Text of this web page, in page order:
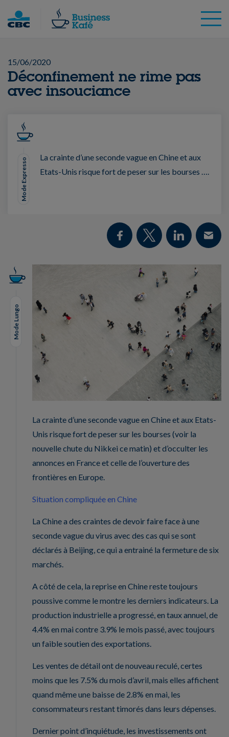
15/06/2020
Déconfinement ne rime pas
avec insouciance
Mode Expresso
La crainte d’une seconde vague en Chine et aux
Etats-Unis risque fort de peser sur les bourses ….
Mode Lungo
La crainte d’une seconde vague en Chine et aux Etats-
Unis risque fort de peser sur les bourses (voir la
nouvelle chute du Nikkei ce matin) et d’occulter les
annonces en France et celle de l’ouverture des
frontières en Europe.
Situation compliquée en Chine
La Chine a des craintes de devoir faire face à une
seconde vague du virus avec des cas qui se sont
déclarés à Beijing, ce qui a entrainé la fermeture de six
marchés.
A côté de cela, la reprise en Chine reste toujours
poussive comme le montre les derniers indicateurs. La
production industrielle a progressé, en taux annuel, de
4.4% en mai contre 3.9% le mois passé, avec toujours
un faible soutien des exportations.
Les ventes de détail ont de nouveau reculé, certes
moins que les 7.5% du mois d’avril, mais elles affichent
quand même une baisse de 2.8% en mai, les
consommateurs restant timorés dans leurs dépenses.
Dernier point d’inquiétude, les investissements ont